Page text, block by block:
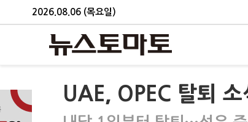
2026.08.06 (목요일)
UAE, OPEC 탈퇴